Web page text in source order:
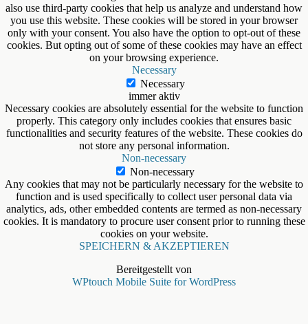
also use third-party cookies that help us analyze and understand how
you use this website. These cookies will be stored in your browser
only with your consent. You also have the option to opt-out of these
cookies. But opting out of some of these cookies may have an effect
on your browsing experience.
Necessary
Necessary
immer aktiv
Necessary cookies are absolutely essential for the website to function
properly. This category only includes cookies that ensures basic
functionalities and security features of the website. These cookies do
not store any personal information.
Non-necessary
Non-necessary
Any cookies that may not be particularly necessary for the website to
function and is used specifically to collect user personal data via
analytics, ads, other embedded contents are termed as non-necessary
cookies. It is mandatory to procure user consent prior to running these
cookies on your website.
SPEICHERN & AKZEPTIEREN
Bereitgestellt von
WPtouch Mobile Suite for WordPress